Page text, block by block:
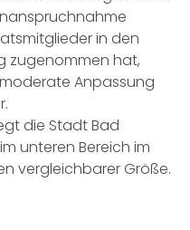
in den
zugenommen hat,
Anpassung
die Stadt Bad
unteren Bereich im
vergleichbarer Größe.